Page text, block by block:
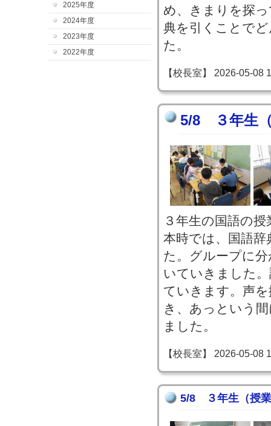
2025年度
2024年度
2023年度
2022年度
め、きまりを探
典を引くことで
た。
【校長室】 2026-05-08
5/8 ３年生
３年生の国語の
本時では、国語
た。グループに
いていきました
ていきます。声
き、あっという
ました。
【校長室】 2026-05-08
5/8 ３年生（授